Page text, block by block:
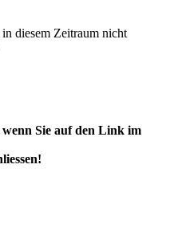
diesem Zeitraum nicht
Sie auf den Link im